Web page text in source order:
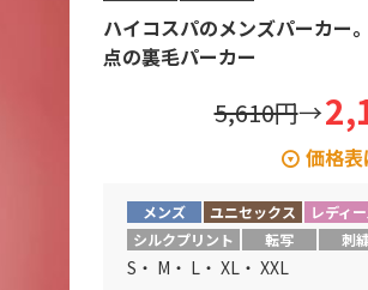
ハイコスパのメンズパーカー
点の裏毛パーカー
5,610円→
価格
サイズ 定
S-XL
メンズ ユニセックス
レディ
シルクプリント
転写 刺
S・ M・ L・ XL・ XXL